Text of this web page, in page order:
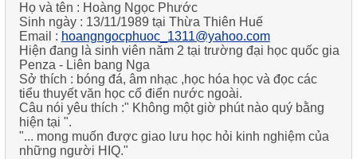
Họ và tên : Hoàng Ngọc Phước
Sinh ngày : 13/11/1989 tại Thừa Thiên Huế
Email : hoangngocphuoc_1311@yahoo.com
Hiện đang là sinh viên năm 2 tại trường đại học quốc gia
Penza - Liên bang Nga
Sở thích : bóng đá, âm nhạc ,học hóa học và đọc các
tiểu thuyết văn học cổ điển nước ngoài.
Câu nói yêu thích :" Không một giờ phút nào quý bằng
hiện tại ".
"... mong muốn được giao lưu học hỏi kinh nghiệm của
những người HIQ."